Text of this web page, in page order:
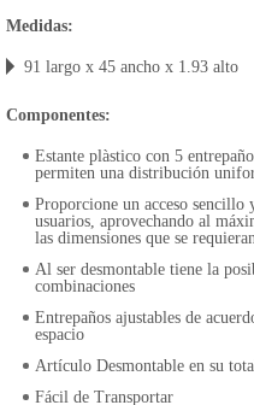
Medidas:
91 largo x 45 ancho x 1.93 alto
Componentes:
Estante plàstico con 5
permiten una distribución
Proporcione un acceso sencillo
usuarios, aprovechando al
las dimensiones que se
Al ser desmontable tiene la
combinaciones
Entrepaños ajustables de
espacio
Artículo Desmontable en su
Fácil de Transportar